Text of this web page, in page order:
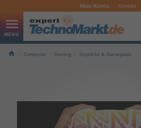
Mein Konto Kontakt
Computer Gaming Joysticks & Gamepads